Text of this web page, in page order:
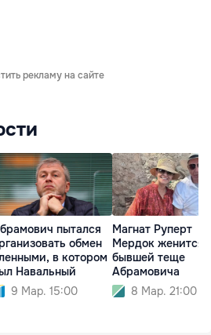
рекламу на сайте
пытался
обмен
в котором
Навальный
9 Мар. 15:00
Магнат Руперт
Мердок женится
бывшей теще
Абрамовича
8 Мар. 21:00